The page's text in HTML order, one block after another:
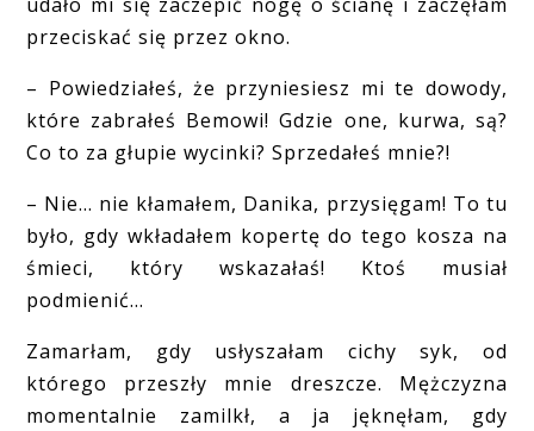
udało mi się zaczepić nogę o ścianę i zaczęłam
przeciskać się przez okno.
– Powiedziałeś, że przyniesiesz mi te dowody,
które zabrałeś Bemowi! Gdzie one, kurwa, są?
Co to za głupie wycinki? Sprzedałeś mnie?!
– Nie… nie kłamałem, Danika, przysięgam! To tu
było, gdy wkładałem kopertę do tego kosza na
śmieci, który wskazałaś! Ktoś musiał
podmienić…
Zamarłam, gdy usłyszałam cichy syk, od
którego przeszły mnie dreszcze. Mężczyzna
momentalnie zamilkł, a ja jęknęłam, gdy